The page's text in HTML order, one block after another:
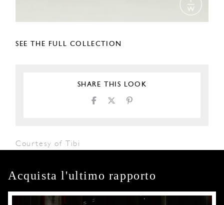
SEE THE FULL COLLECTION
SHARE THIS LOOK
Courtesy of Tibi
Acquista l'ultimo rapporto